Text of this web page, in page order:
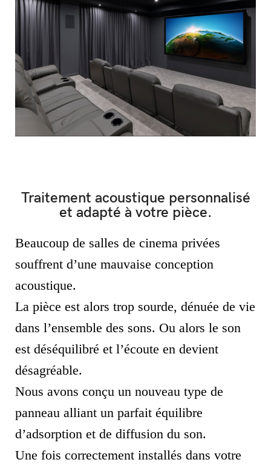
Traitement acoustique personnalisé
et adapté à votre pièce.
Beaucoup de salles de cinema privées
souffrent d’une mauvaise conception
acoustique.
La pièce est alors trop sourde, dénuée de vie
dans l’ensemble des sons. Ou alors le son
est déséquilibré et l’écoute en devient
désagréable.
Nous avons conçu un nouveau type de
panneau alliant un parfait équilibre
d’adsorption et de diffusion du son.
Une fois correctement installés dans votre